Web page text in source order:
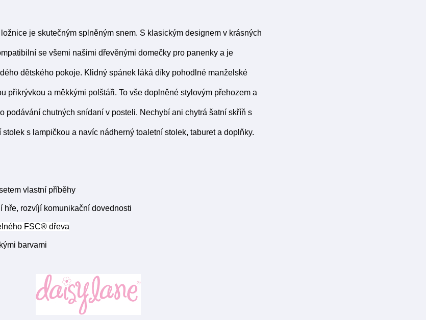
je skutečným splněným snem. S klasickým designem v krásných
se všemi našimi dřevěnými domečky pro panenky a je
dětského pokoje. Klidný spánek láká díky pohodlné manželské
přikrývkou a měkkými polštáři. To vše doplněné stylovým přehozem a
podávání chutných snídaní v posteli. Nechybí ani chytrá šatní skříň s
s lampičkou a navíc nádherný toaletní stolek, taburet a doplňky.
vlastní příběhy
hře, rozvíjí komunikační dovednosti
FSC® dřeva
barvami